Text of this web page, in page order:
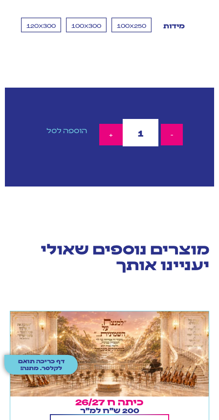
מידות 100X250
100X300
120X300
הוספה לסל
מוצרים נוספים שאולי
יעניינו אותך
דף כריכה תואם
לקלסר. מתנה!
כיתה ח 26/27
200 ש"ח למ"ר